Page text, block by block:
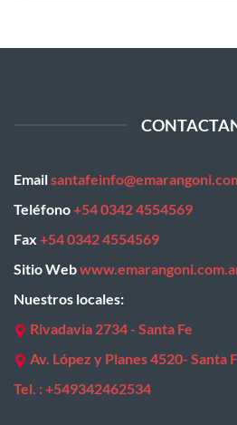
Email
Teléfono+54 0342 4554569
Fax +54 0342 4554569
Sitio Web
Nuestros locales:
Rivadavia 2734 - Santa Fe
Av. López y Planes 4520- Santa
Tel. : +549342462534